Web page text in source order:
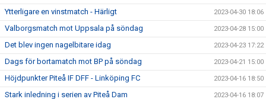
Ytterligare en vinstmatch - Härligt 2023-04-30 18:06
Valborgsmatch mot Uppsala på söndag 2023-04-28 15:00
Det blev ingen nagelbitare idag 2023-04-23 17:22
Dags för bortamatch mot BP på söndag 2023-04-21 15:00
Höjdpunkter Piteå IF DFF - Linköping FC 2023-04-16 18:50
Stark inledning i serien av Piteå Dam 2023-04-16 18:07